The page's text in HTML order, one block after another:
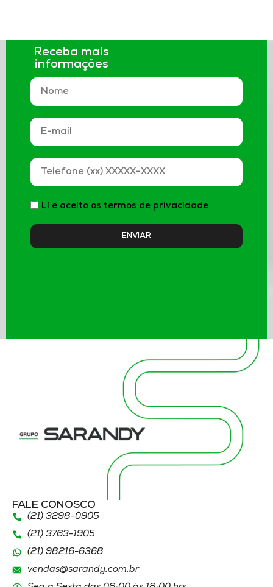
Receba mais
informações
Li e aceito os termos de privacidade
ENVIAR
FALE CONOSCO
(21) 3298-0905
(21) 3763-1905
(21) 98216-6368
vendas@sarandy.com.br